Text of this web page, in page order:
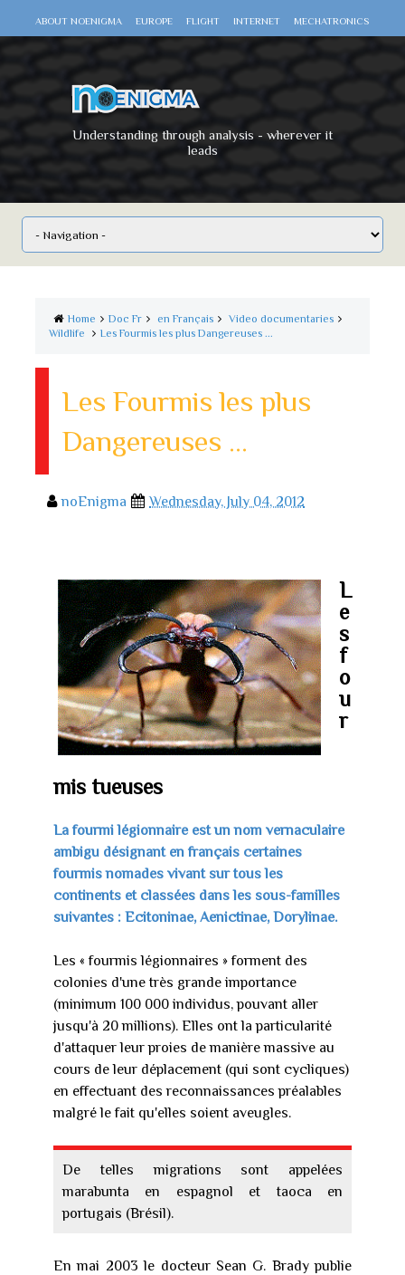
ABOUT NOENIGMA EUROPE FLIGHT INTERNET MECHATRONICS
Understanding through analysis - wherever it
leads
Home Doc Fr en Français
Video documentaries
Wildlife
Les Fourmis les plus Dangereuses ...
Les Fourmis les plus
Dangereuses ...
noEnigma Wednesday, July 04, 2012
L
e
s
f
o
u
r
mis tueuses
La fourmi légionnaire est un nom vernaculaire
ambigu désignant en français certaines
fourmis nomades vivant sur tous les
continents et classées dans les sous-familles
suivantes : Ecitoninae, Aenictinae, Dorylinae.
Les « fourmis légionnaires » forment des
colonies d'une très grande importance
(minimum 100 000 individus, pouvant aller
jusqu'à 20 millions). Elles ont la particularité
d'attaquer leur proies de manière massive au
cours de leur déplacement (qui sont cycliques)
en effectuant des reconnaissances préalables
malgré le fait qu'elles soient aveugles.
De telles migrations sont appelées
marabunta en espagnol et taoca en
portugais (Brésil).
En mai 2003 le docteur Sean G. Brady publie